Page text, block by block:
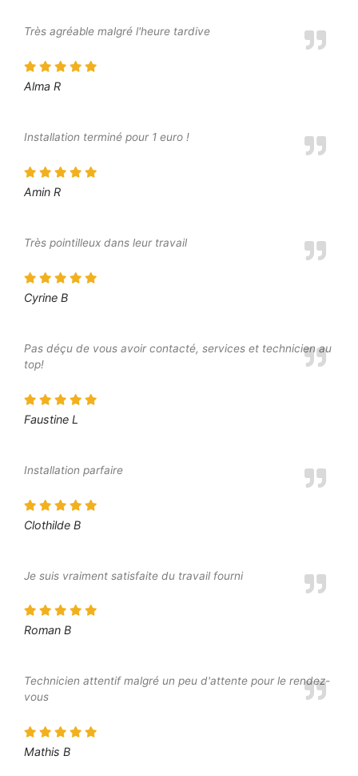
Très agréable malgré l'heure tardive
Alma R
Installation terminé pour 1 euro !
Amin R
Très pointilleux dans leur travail
Cyrine B
Pas déçu de vous avoir contacté, services et technicien au
top!
Faustine L
Installation parfaire
Clothilde B
Je suis vraiment satisfaite du travail fourni
Roman B
Technicien attentif malgré un peu d'attente pour le rendez-
vous
Mathis B